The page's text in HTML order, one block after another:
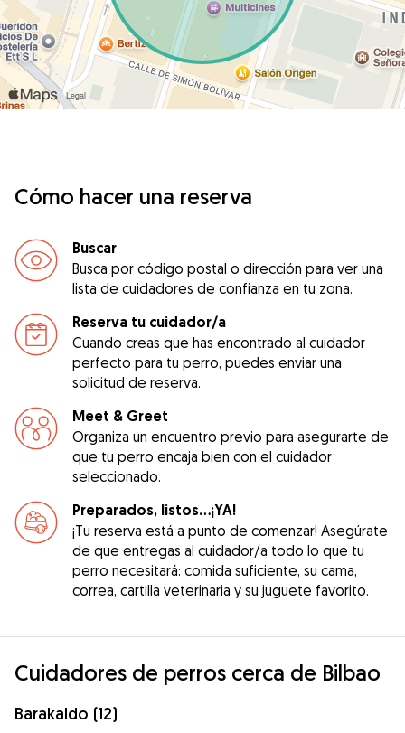
Cómo hacer una reserva
Buscar
Busca por código postal o dirección para ver una
lista de cuidadores de confianza en tu zona.
Reserva tu cuidador/a
Cuando creas que has encontrado al cuidador
perfecto para tu perro, puedes enviar una
solicitud de reserva.
Meet & Greet
Organiza un encuentro previo para asegurarte de
que tu perro encaja bien con el cuidador
seleccionado.
Preparados, listos...¡YA!
¡Tu reserva está a punto de comenzar! Asegúrate
de que entregas al cuidador/a todo lo que tu
perro necesitará: comida suficiente, su cama,
correa, cartilla veterinaria y su juguete favorito.
Cuidadores de perros cerca de Bilbao
Barakaldo (12)